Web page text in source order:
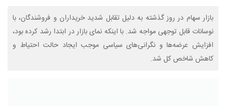
بازار سهام در روز گذشته به دلیل تقابل شدید خریداران و فروشندگان، با
نوسانات قابل توجهی مواجه شد. با اینکه نمای بازار در ابتدا رشد کرده بود،
افزایش عرضه‌ها و نگرانی‌های سیاسی موجب ایجاد حالت احتیاط و
کاهش شاخص کل شد.